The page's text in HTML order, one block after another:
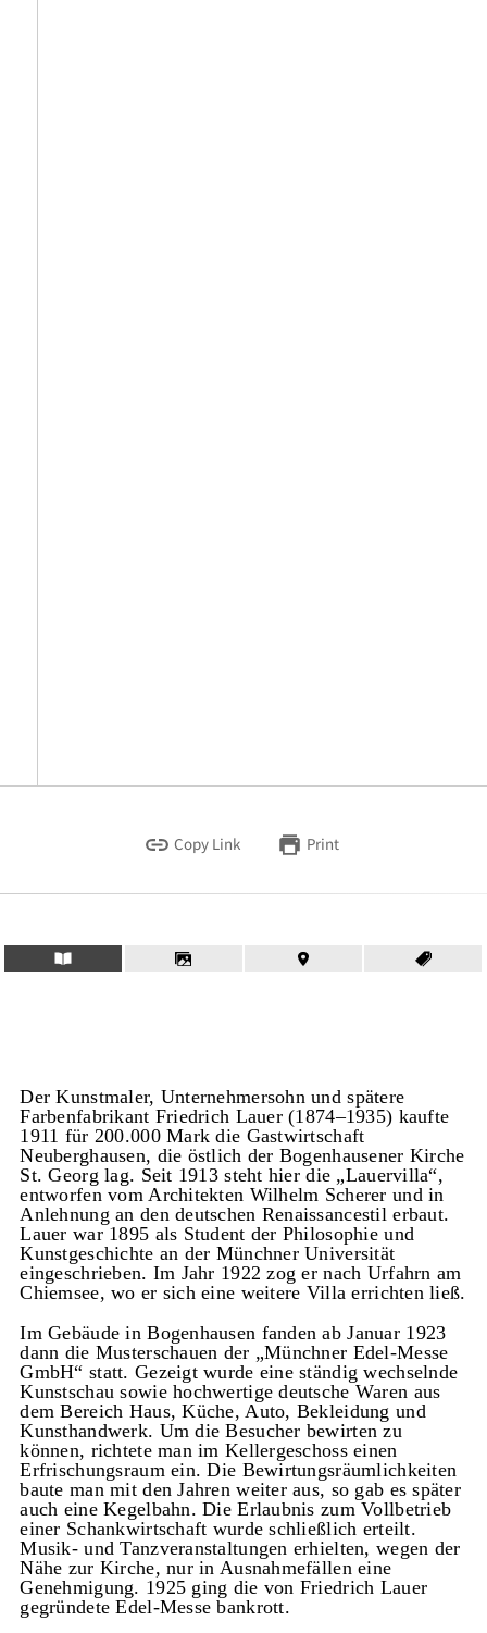
Copy Link Print
Der Kunstmaler, Unternehmersohn und spätere
Farbenfabrikant Friedrich Lauer (1874–1935) kaufte
1911 für 200.000 Mark die Gastwirtschaft
Neuberghausen, die östlich der Bogenhausener Kirche
St. Georg lag. Seit 1913 steht hier die „Lauervilla“,
entworfen vom Architekten Wilhelm Scherer und in
Anlehnung an den deutschen Renaissancestil erbaut.
Lauer war 1895 als Student der Philosophie und
Kunstgeschichte an der Münchner Universität
eingeschrieben. Im Jahr 1922 zog er nach Urfahrn am
Chiemsee, wo er sich eine weitere Villa errichten ließ.
Im Gebäude in Bogenhausen fanden ab Januar 1923
dann die Musterschauen der „Münchner Edel-Messe
GmbH“ statt. Gezeigt wurde eine ständig wechselnde
Kunstschau sowie hochwertige deutsche Waren aus
dem Bereich Haus, Küche, Auto, Bekleidung und
Kunsthandwerk. Um die Besucher bewirten zu
können, richtete man im Kellergeschoss einen
Erfrischungsraum ein. Die Bewirtungsräumlichkeiten
baute man mit den Jahren weiter aus, so gab es später
auch eine Kegelbahn. Die Erlaubnis zum Vollbetrieb
einer Schankwirtschaft wurde schließlich erteilt.
Musik- und Tanzveranstaltungen erhielten, wegen der
Nähe zur Kirche, nur in Ausnahmefällen eine
Genehmigung. 1925 ging die von Friedrich Lauer
gegründete Edel-Messe bankrott.